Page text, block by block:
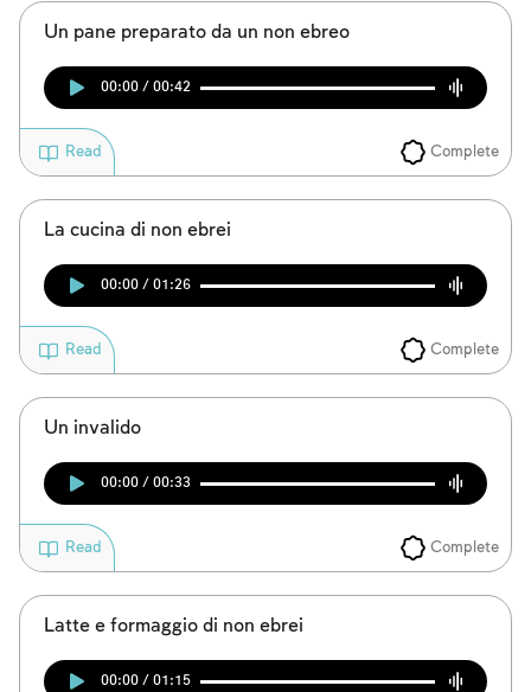
Un pane preparato da un non ebreo
00:00 / 00:42
Complete
Read
La cucina di non ebrei
00:00 / 01:26
Complete
Read
Un invalido
00:00 / 00:33
Complete
Read
Latte e formaggio di non ebrei
00:00 / 01:15